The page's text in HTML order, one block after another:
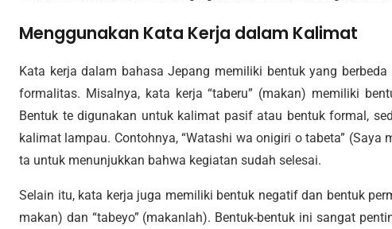
Menggunakan Kata Kerja dalam Kalimat
Kata kerja dalam bahasa Jepang memiliki bentuk yang
formalitas. Misalnya, kata kerja “taberu” (makan) memiliki
Bentuk te digunakan untuk kalimat pasif atau bentuk formal,
kalimat lampau. Contohnya, “Watashi wa onigiri o tabeta”
ta untuk menunjukkan bahwa kegiatan sudah selesai.
Selain itu, kata kerja juga memiliki bentuk negatif dan bentuk
makan) dan “tabeyo” (makanlah). Bentuk-bentuk ini sangat